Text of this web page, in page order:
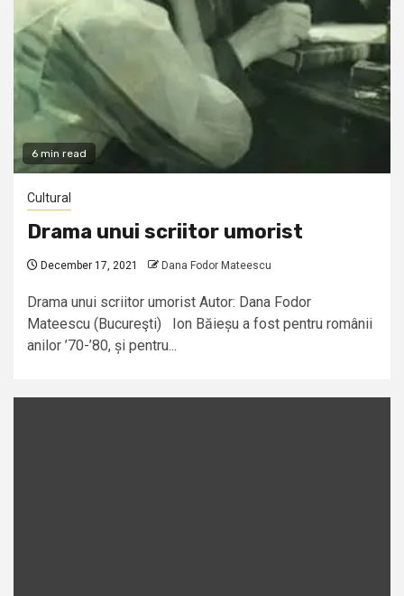
6 min read
Cultural
Drama unui scriitor umorist
December 17, 2021 Dana Fodor Mateescu
Drama unui scriitor umorist Autor: Dana Fodor
Mateescu (Bucureşti) Ion Băieșu a fost pentru românii
anilor ’70-’80, și pentru...